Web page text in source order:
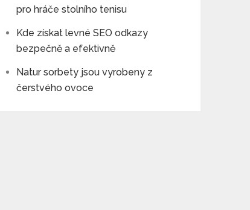
pro hráče stolního tenisu
Kde získat levné SEO odkazy
bezpečně a efektivně
Natur sorbety jsou vyrobeny z
čerstvého ovoce